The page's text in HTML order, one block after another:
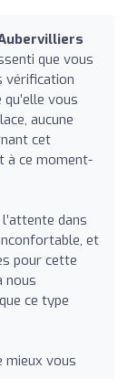
que vous
vérification
qu’elle vous
aucune
cet
à ce moment-
dans
et
pour cette
nous
ce type
mieux vous